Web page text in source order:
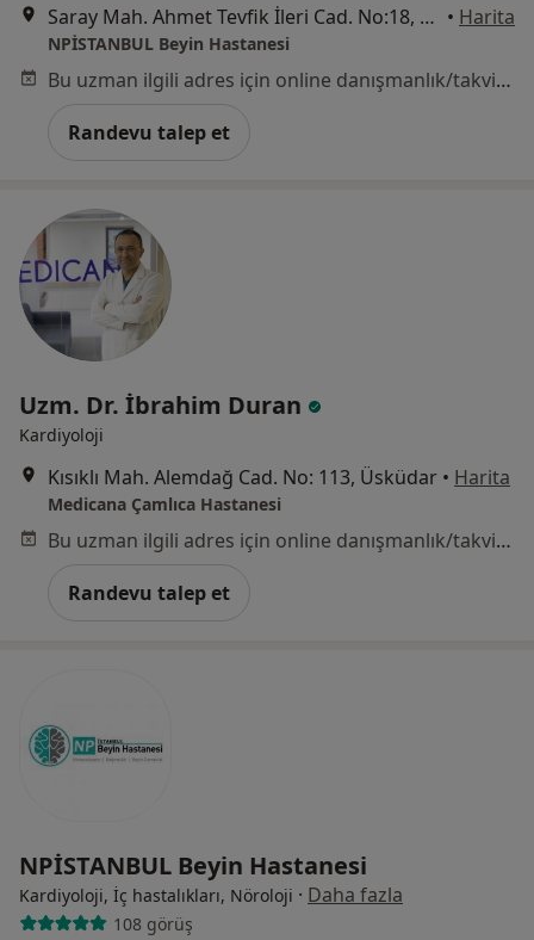
Saray Mah. Ahmet Tevfik İleri Cad. No:18, Ümraniye, Ümraniye • Harita
NPİSTANBUL Beyin Hastanesi
Bu uzman ilgili adres için online danışmanlık/takvim sunmuyor.
Randevu talep et
Uzm. Dr. İbrahim Duran
Kardiyoloji
Kısıklı Mah. Alemdağ Cad. No: 113, Üsküdar • Harita
Medicana Çamlıca Hastanesi
Bu uzman ilgili adres için online danışmanlık/takvim sunmuyor.
Randevu talep et
NPİSTANBUL Beyin Hastanesi
Kardiyoloji, İç hastalıkları, Nöroloji · Daha fazla
108 görüş